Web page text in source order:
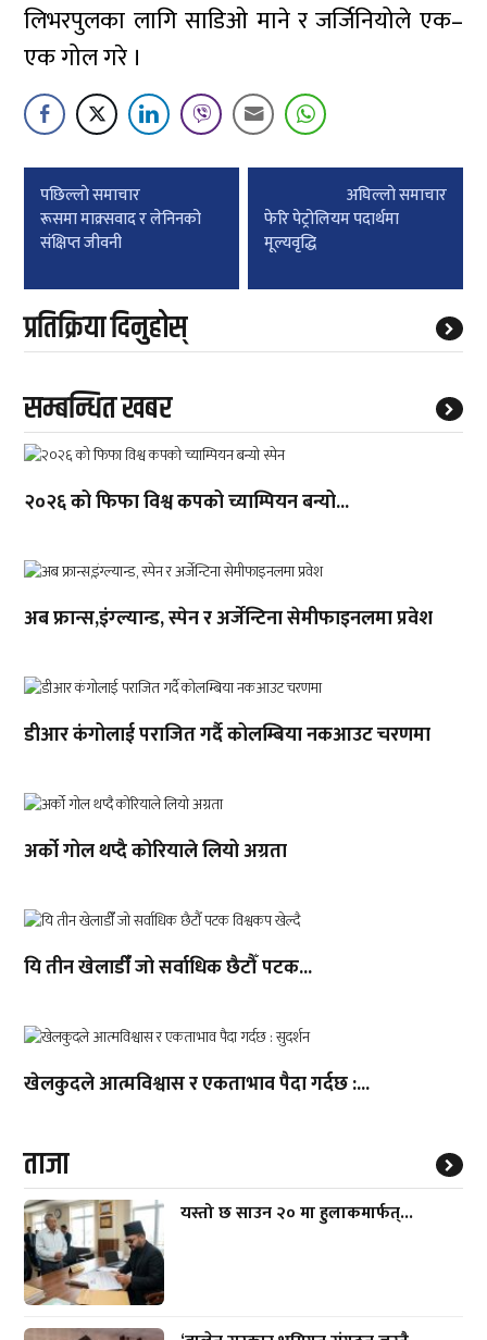
लिभरपुलका लागि साडिओ माने र जर्जिनियोले एक–
एक गोल गरे ।
Post
navigation
पछिल्लाे समाचार
रूसमा माक्र्सवाद र लेनिनको
संक्षिप्त जीवनी
अघिल्लाे समाचार
फेरि पेट्रोलियम पदार्थमा
मूल्यवृद्धि
प्रतिक्रिया दिनुहोस्
सम्बन्धित खबर
२०२६ को फिफा विश्व कपको च्याम्पियन बन्यो...
अब फ्रान्स,इंग्ल्यान्ड, स्पेन र अर्जेन्टिना सेमीफाइनलमा प्रवेश
डीआर कंगोलाई पराजित गर्दै कोलम्बिया नकआउट चरणमा
अर्को गोल थप्दै कोरियाले लियो अग्रता
यि तीन खेलाडीँँ जो सर्वाधिक छैटौँ पटक...
खेलकुदले आत्मविश्वास र एकताभाव पैदा गर्दछ :...
ताजा
यस्तो छ साउन २० मा हुलाकमार्फत्...